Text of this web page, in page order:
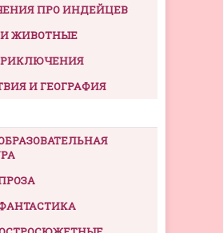
ПРО ИНДЕЙЦЕВ
ЖИВОТНЫЕ
И ГЕОГРАФИЯ